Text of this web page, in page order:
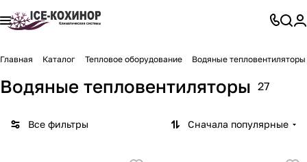
Главная Каталог Тепловое оборудование Водяные
Водяные тепловентиляторы 27
Все фильтры Сначала популярные